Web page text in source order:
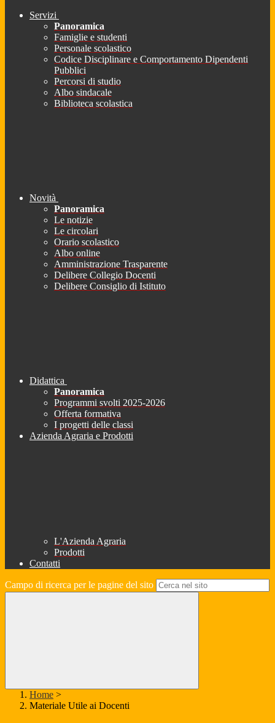
Servizi
Panoramica
Famiglie e studenti
Personale scolastico
Codice Disciplinare e Comportamento Dipendenti
Pubblici
Percorsi di studio
Albo sindacale
Biblioteca scolastica
Novità
Panoramica
Le notizie
Le circolari
Orario scolastico
Albo online
Amministrazione Trasparente
Delibere Collegio Docenti
Delibere Consiglio di Istituto
Didattica
Panoramica
Programmi svolti 2025-2026
Offerta formativa
I progetti delle classi
Azienda Agraria e Prodotti
L'Azienda Agraria
Prodotti
Contatti
Campo di ricerca per le pagine del sito
Home >
Materiale Utile ai Docenti